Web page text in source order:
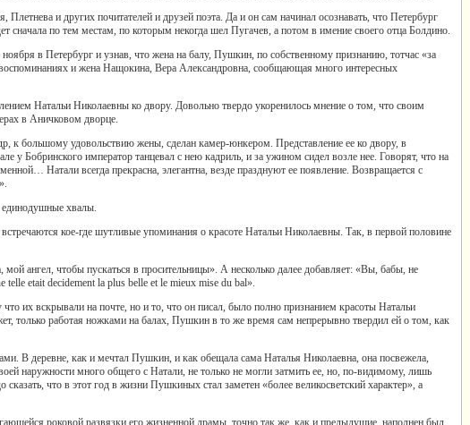
и других почитателей и друзей поэта. Да и он сам начинал осознавать, что Петербург
сначала по тем местам, по которым некогда шел Пугачев, а потом в имение своего отца Болдино.
в Петербург и узнав, что жена на балу, Пушкин, по собственному признанию, тотчас «за
и жена Нащокина, Вера Александровна, сообщающая много интересных
Натальи Николаевны ко двору. Довольно твердо укоренилось мнение о том, что своим
в Аничковом дворце.
к большому удовольствию жены, сделан камер-юнкером. Представление ее ко двору, в
у Бобринского император танцевал с нею кадриль, и за ужином сидел возле нее. Говорят, что на
Натали всегда прекрасна, элегантна, везде празднуют ее появление. Возвращается с
единодушные хвалы.
кое-где шутливые упоминания о красоте Натальи Николаевны. Так, в первой половине
ангел, чтобы пускаться в просительницы». А несколько далее добавляет: «Вы, бабы, не
telle etait decidement la plus belle et le mieux mise du bal».
их вскрывали на почте, но и то, что он писал, было полно признанием красоты Натальи
только работая ножками на балах, Пушкин в то же время сам непрерывно твердил ей о том, как
В деревне, как и мечтал Пушкин, и как обещала сама Наталья Николаевна, она посвежела,
наружности много общего с Натали, не только не могли затмить ее, но, по-видимому, лишь
что в этот год в жизни Пушкиных стал заметен «более великосветский характер», а
роковой развязки его жизненной драмы, точно так же, как и предыдущие, наполнен был